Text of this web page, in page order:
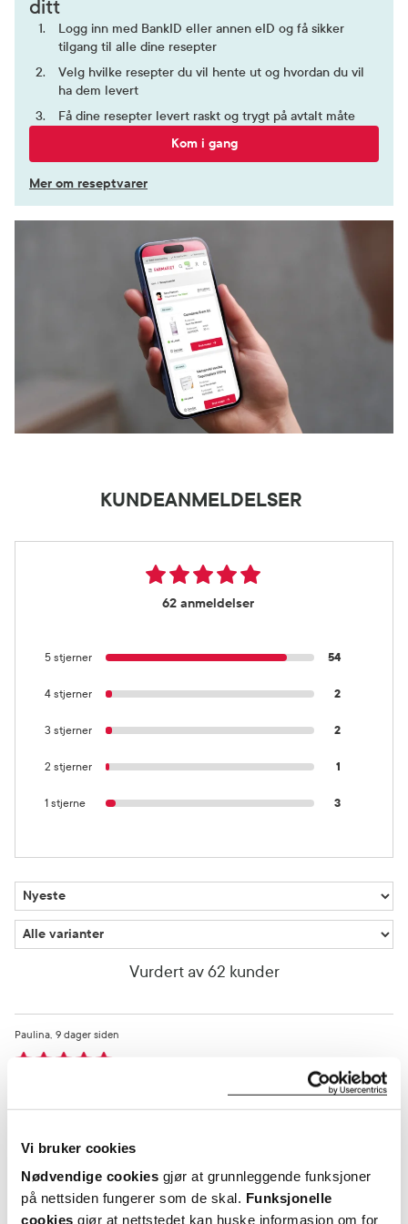
Vi bruker cookies
Nødvendige cookies gjør at grunnleggende funksjoner
på nettsiden fungerer som de skal. Funksjonelle
cookies gjør at nettstedet kan huske informasjon om for
ditt
Logg inn med BankID eller annen eID og få sikker
tilgang til alle dine resepter
Velg hvilke resepter du vil hente ut og hvordan du vil
ha dem levert
Få dine resepter levert raskt og trygt på avtalt måte
Kom i gang
Mer om reseptvarer
KUNDEANMELDELSER
62 anmeldelser
5 stjerner 54
4 stjerner 2
3 stjerner 2
2 stjerner 1
1 stjerne 3
Vurdert av 62 kunder
9 dager siden
Paulina
Var denne anmeldelsen nyttig?
0 0